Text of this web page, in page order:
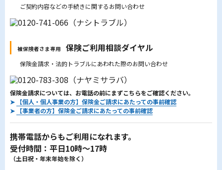
ご契約内容などの手続きに関するお問い合わせ
被保険者さま専用 保険ご利用相談ダイヤル
保険金請求・法的トラブルにあわれた際のお問い合わせ
保険金請求については、お電話の前にまずこちらをご確認ください。
➤
【個人・個人事業の方】保険金ご請求にあたっての事前確認
➤
【事業者の方】保険金ご請求にあたっての事前確認
携帯電話からもご利用になれます。
受付時間：平日10時～17時
（土日祝・年末年始を除く）